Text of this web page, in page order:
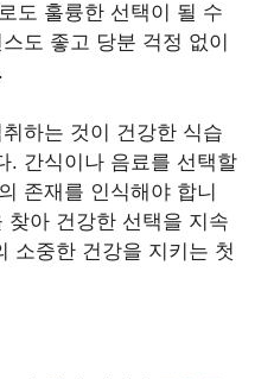
도 훌륭한 선택이 될 수
도 좋고 당분 걱정 없이
하는 것이 건강한 식습
. 간식이나 음료를 선택할
존재를 인식해야 합니
찾아 건강한 선택을 지속
소중한 건강을 지키는 첫